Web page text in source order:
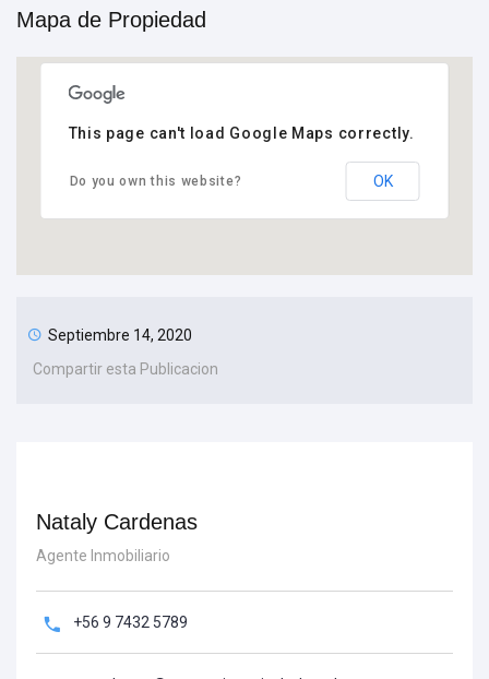
Mapa de Propiedad
This page can't load Google Maps correctly.
Do you own this website? OK
Septiembre 14, 2020
Compartir esta Publicacion
Nataly Cardenas
Agente Inmobiliario
+56 9 7432 5789